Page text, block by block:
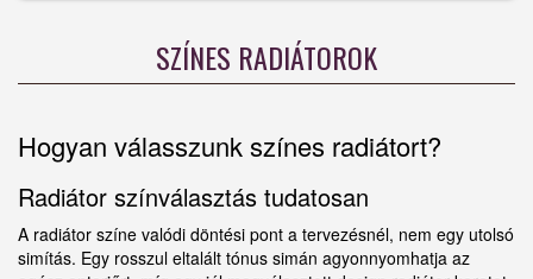
SZÍNES RADIÁTOROK
Hogyan válasszunk színes radiátort?
Radiátor színválasztás tudatosan
A radiátor színe valódi döntési pont a tervezésnél, nem egy utolsó
simítás. Egy rosszul eltalált tónus simán agyonnyomhatja az